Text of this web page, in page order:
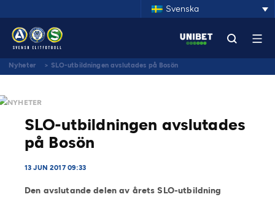
Svenska
Nyheter > SLO-utbildningen avslutades på Bosön
NYHETER
SLO-utbildningen avslutades
på Bosön
13 JUN 2017 09:33
Den avslutande delen av årets SLO-utbildning